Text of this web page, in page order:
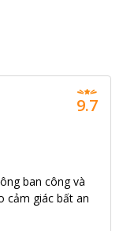
ban công và
cảm giác bất an
9.7